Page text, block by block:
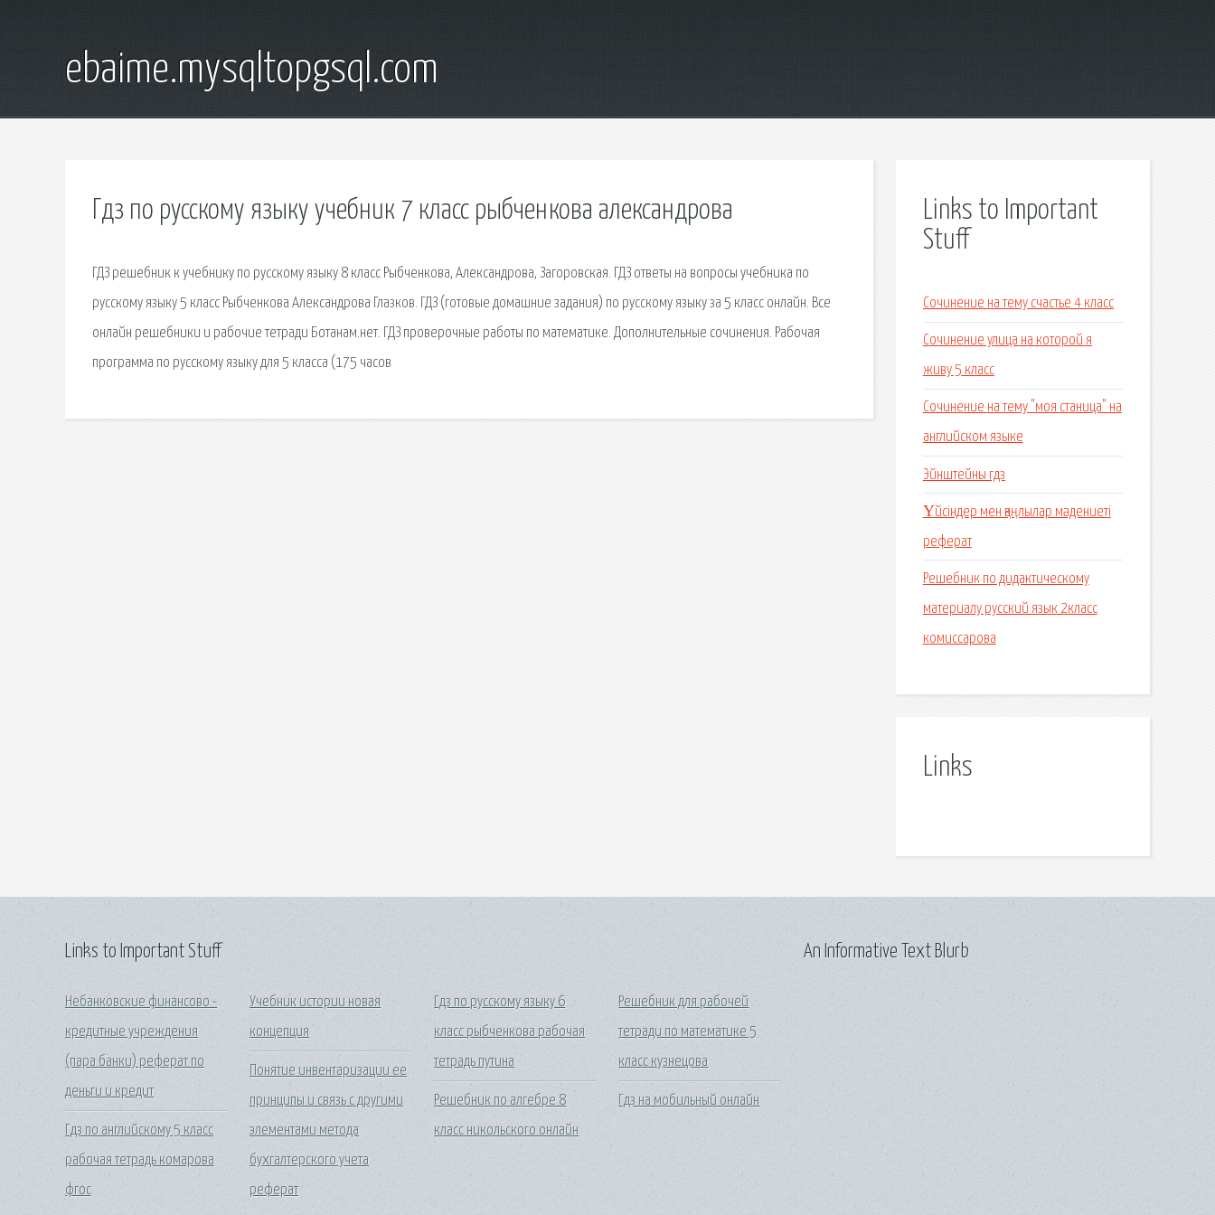
ebaime.mysqltopgsql.com
Гдз по русскому языку учебник 7 класс рыбченкова александрова
ГДЗ решебник к учебнику по русскому языку 8 класс Рыбченкова, Александрова, Загоровская. ГДЗ ответы на вопросы учебника по
русскому языку 5 класс Рыбченкова Александрова Глазков. ГДЗ (готовые домашние задания) по русскому языку за 5 класс онлайн. Все
онлайн решебники и рабочие тетради Ботанам.нет. ГДЗ проверочные работы по математике. Дополнительные сочинения. Рабочая
программа по русскому языку для 5 класса (175 часов
Links to Important
Stuff
Сочинение на тему счастье 4 класс
Сочинение улица на которой я
живу 5 класс
Сочинение на тему "моя станица" на
английском языке
Эйнштейны гдз
Үйсіндер мен қаңлылар мәдениеті
реферат
Решебник по дидактическому
материалу русский язык 2класс
комиссарова
Links
Links to Important Stuff
Небанковские финансово -
кредитные учреждения
(пара банки) реферат по
деньги и кредит
Гдз по английскому 5 класс
рабочая тетрадь комарова
фгос
Учебник истории новая
концепция
Понятие инвентаризации ее
принципы и связь с другими
элементами метода
бухгалтерского учета
реферат
Гдз по русскому языку 6
класс рыбченкова рабочая
тетрадь путина
Решебник по алгебре 8
класс никольского онлайн
Решебник для рабочей
тетради по математике 5
класс кузнецова
Гдз на мобильный онлайн
An Informative Text Blurb